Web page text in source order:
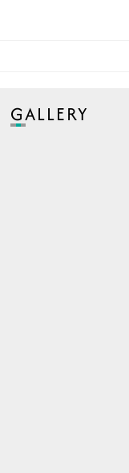
GALLERY